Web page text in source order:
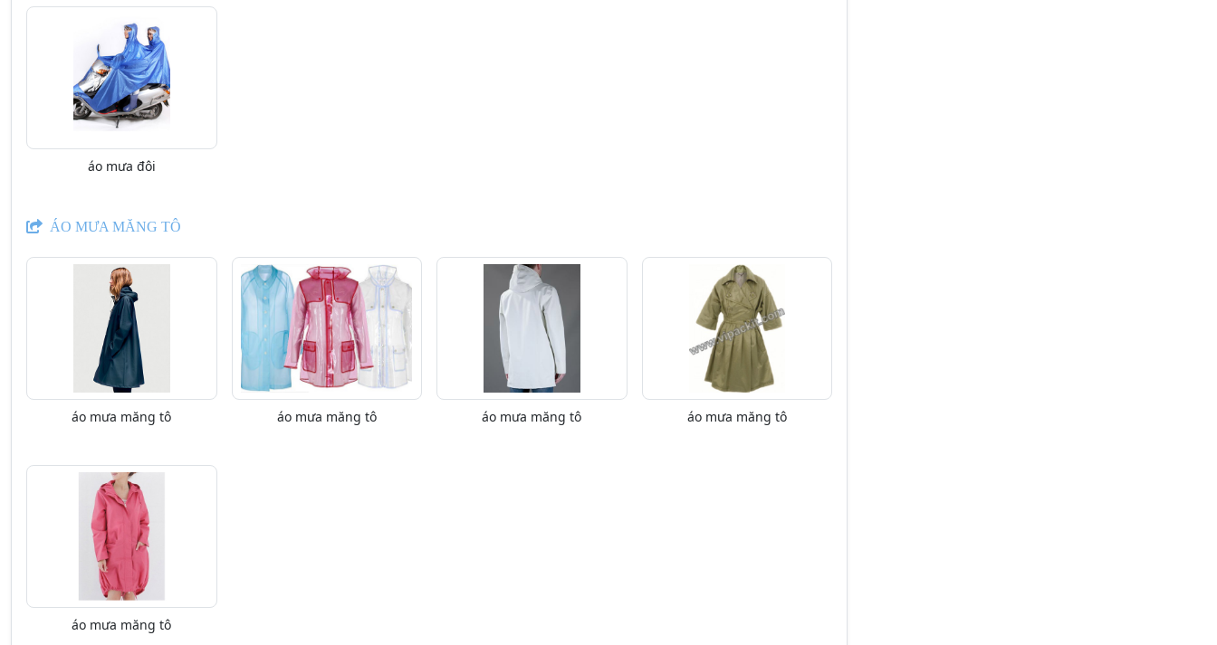
áo mưa đôi
ÁO MƯA MĂNG TÔ
áo mưa măng tô áo mưa măng tô áo mưa măng tô áo mưa măng tô
áo mưa măng tô